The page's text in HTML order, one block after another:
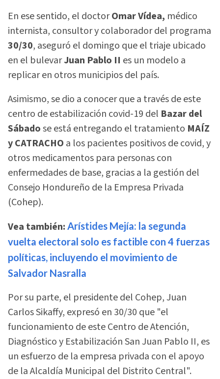
En ese sentido, el doctorOmar Vídea, médico
internista, consultor y colaborador del programa
30/30, aseguró el domingo que el triaje ubicado
en el bulevarJuan Pablo II es un modelo a
replicar en otros municipios del país.
Asimismo, se dio a conocer que a través de este
centro de estabilización covid-19 del Bazar del
Sábadose está entregando el tratamiento MAÍZ
y CATRACHO a los pacientes positivos de covid, y
otros medicamentos para personas con
enfermedades de base, gracias a la gestión del
Consejo Hondureño de la Empresa Privada
(Cohep).
Vea también: Arístides Mejía: la segunda
vuelta electoral solo es factible con 4 fuerzas
políticas, incluyendo el movimiento de
Salvador Nasralla
Por su parte, el presidente del Cohep, Juan
Carlos Sikaffy, expresó en 30/30 que "el
funcionamiento de este Centro de Atención,
Diagnóstico y Estabilización San Juan Pablo II, es
un esfuerzo de la empresa privada con el apoyo
de la Alcaldía Municipal del Distrito Central".